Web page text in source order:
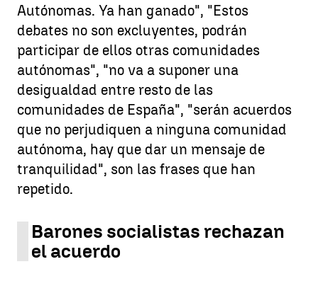
Autónomas. Ya han ganado", "Estos
debates no son excluyentes, podrán
participar de ellos otras comunidades
autónomas", "no va a suponer una
desigualdad entre resto de las
comunidades de España", "serán acuerdos
que no perjudiquen a ninguna comunidad
autónoma, hay que dar un mensaje de
tranquilidad", son las frases que han
repetido.
Barones socialistas rechazan
el acuerdo